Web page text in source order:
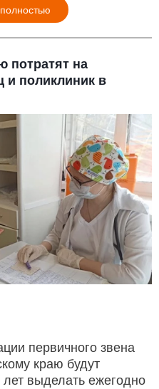
потратят на
и поликлиник в
первичного звена
краю будут
выделать ежегодно